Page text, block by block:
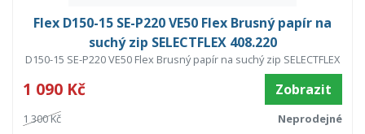
Flex D150-15 SE-P220 VE50 Flex Brusný papír na
suchý zip SELECTFLEX 408.220
D150-15 SE-P220 VE50 Flex Brusný papír na suchý zip SELECTFLEX
1 090 Kč Zobrazit
1 300 Kč Neprodejné